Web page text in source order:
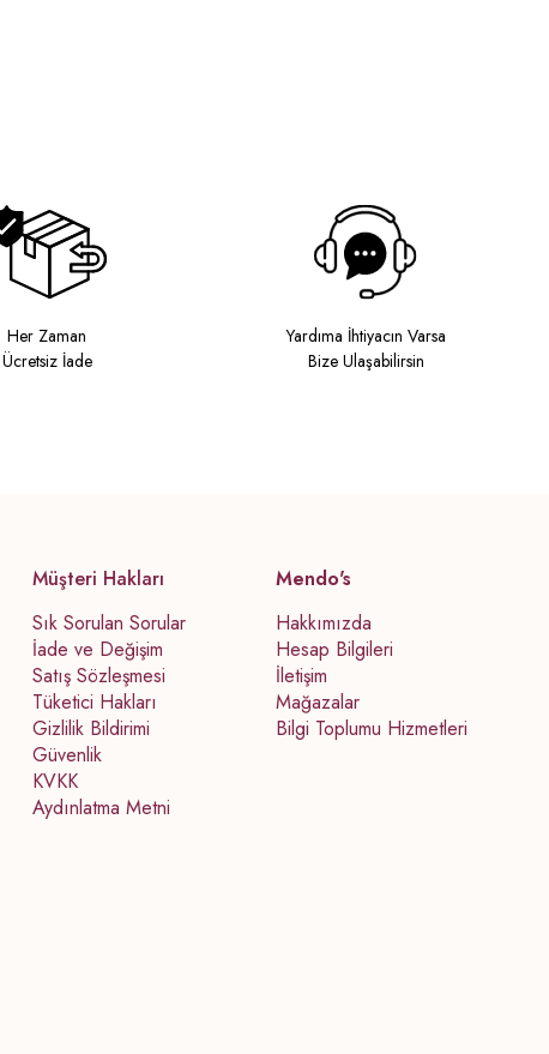
Her Zaman
Ücretsiz İade
Yardıma İhtiyacın Varsa
Bize Ulaşabilirsin
Müşteri Hakları
Sık Sorulan Sorular
İade ve Değişim
Satış Sözleşmesi
Tüketici Hakları
Gizlilik Bildirimi
Güvenlik
KVKK
Aydınlatma Metni
Mendo's
Hakkımızda
Hesap Bilgileri
İletişim
Mağazalar
Bilgi Toplumu Hizmetleri